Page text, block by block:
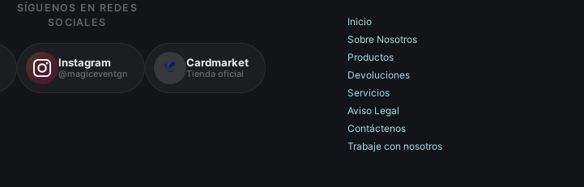
SÍGUENOS EN REDES
SOCIALES
Instagram
@magiceventgn
Cardmarket
Tienda oficial
Inicio
Sobre Nosotros
Productos
Devoluciones
Servicios
Aviso Legal
Contáctenos
Trabaje con nosotros